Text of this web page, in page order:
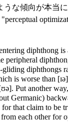
な傾向が本当
diphthong
peripheral
diphthongs
is worse than
Put another
Germanic)
for that claim to be
each other for